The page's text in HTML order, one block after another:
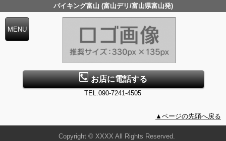
バイキング富山 (富山デリ/富山県富山発)
お店に電話する
TEL.090-7241-4505
▲ページの先頭へ戻る
Copyright © XXXX All Rights Reserved.